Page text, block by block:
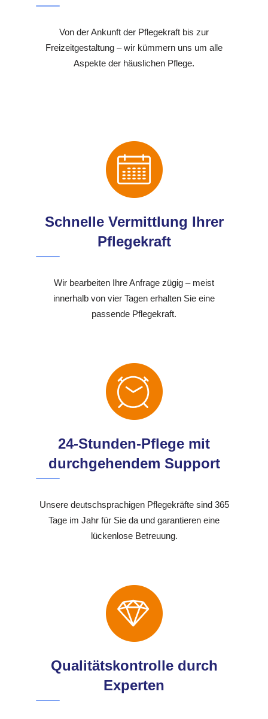
Von der Ankunft der Pflegekraft bis zur
Freizeitgestaltung – wir kümmern uns um alle
Aspekte der häuslichen Pflege.
Schnelle Vermittlung Ihrer
Pflegekraft
Wir bearbeiten Ihre Anfrage zügig – meist
innerhalb von vier Tagen erhalten Sie eine
passende Pflegekraft.
24-Stunden-Pflege mit
durchgehendem Support
Unsere deutschsprachigen Pflegekräfte sind 365
Tage im Jahr für Sie da und garantieren eine
lückenlose Betreuung.
Qualitätskontrolle durch
Experten